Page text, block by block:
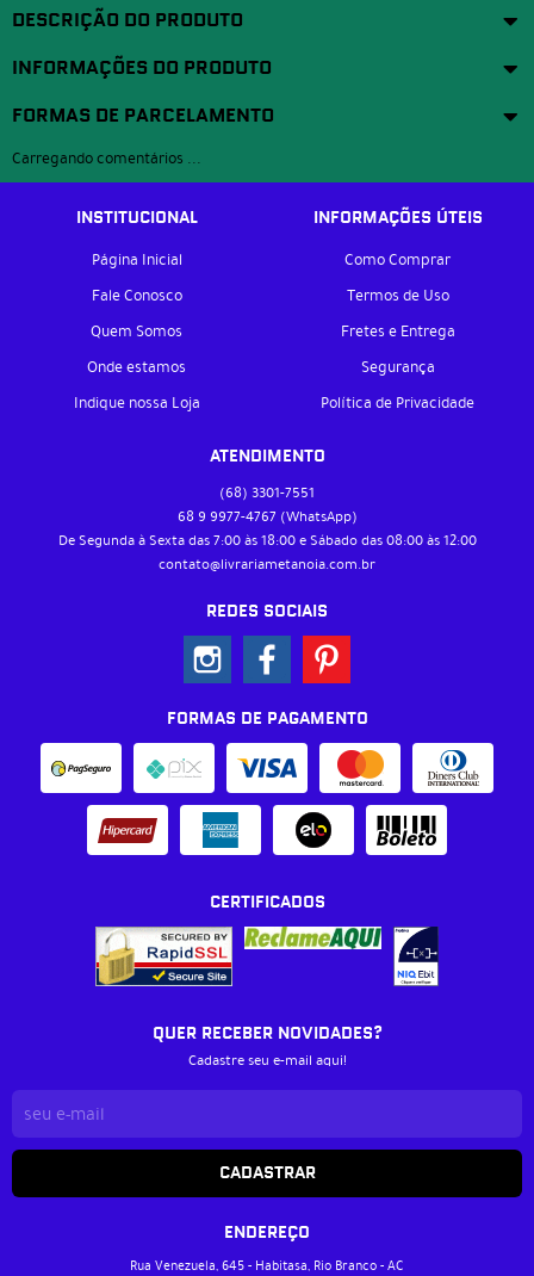
DESCRIÇÃO DO PRODUTO
INFORMAÇÕES DO PRODUTO
FORMAS DE PARCELAMENTO
Carregando comentários ...
INSTITUCIONAL
Página Inicial
Fale Conosco
Quem Somos
Onde estamos
Indique nossa Loja
INFORMAÇÕES ÚTEIS
Como Comprar
Termos de Uso
Fretes e Entrega
Segurança
Política de Privacidade
ATENDIMENTO
(68) 3301-7551
68 9 9977-4767 (WhatsApp)
De Segunda à Sexta das 7:00 às 18:00 e Sábado das 08:00 às 12:00
contato@livrariametanoia.com.br
REDES SOCIAIS
FORMAS DE PAGAMENTO
CERTIFICADOS
QUER RECEBER NOVIDADES?
Cadastre seu e-mail aqui!
CADASTRAR
ENDEREÇO
Rua Venezuela, 645- Habitasa, Rio Branco-AC